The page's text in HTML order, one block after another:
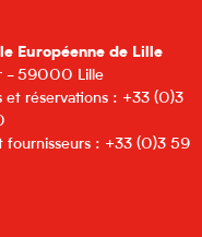
Européenne de Lille
- 59000 Lille
et réservations : +33 (0)3
fournisseurs : +33 (0)3 59